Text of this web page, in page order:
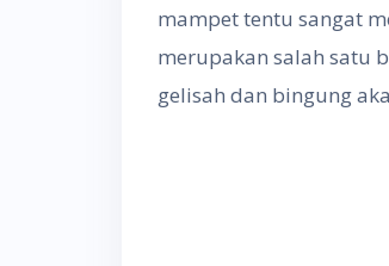
mampet tentu sangat
merupakan salah satu
gelisah dan bingung